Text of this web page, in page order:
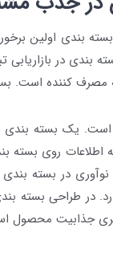
بندی اولین
بندی در
مصرف کننده است.
یک بسته
اطلاعات روی
در بسته بندی
در طراحی بسته
جذابیت محصول